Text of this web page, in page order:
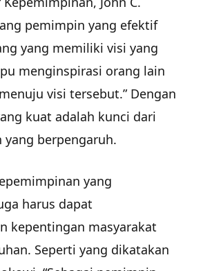
pemimpin yang efektif
yang memiliki visi yang
menginspirasi orang lain
visi tersebut.” Dengan
kuat adalah kunci dari
berpengaruh.
yang
harus dapat
kepentingan masyarakat
Seperti yang dikatakan